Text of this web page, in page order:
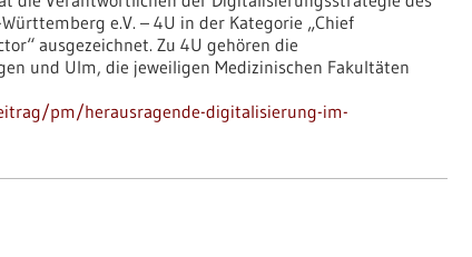
e.V. – 4U in der Kategorie „Chief
ausgezeichnet. Zu 4U gehören die
und Ulm, die jeweiligen Medizinischen Fakultäten
pm/herausragende-digitalisierung-im-